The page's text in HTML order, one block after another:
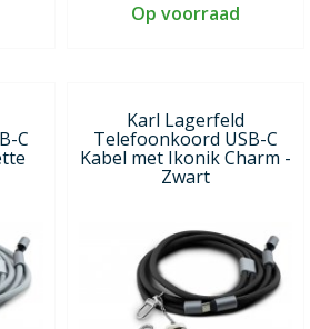
Op voorraad
C
Karl Lagerfeld
Telefoonkoord USB-C
Kabel met Ikonik Charm -
Zwart